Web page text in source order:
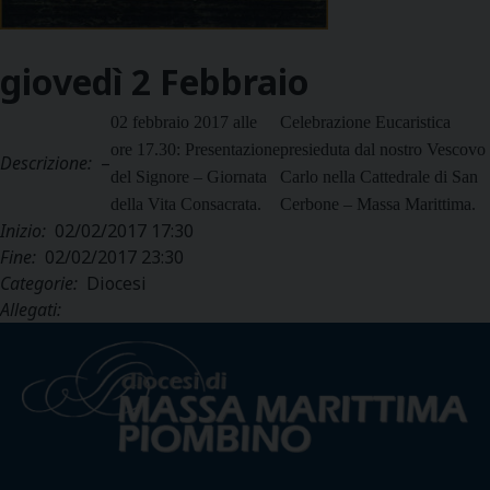
giovedì 2 Febbraio
Descrizione: –
02 febbraio 2017 alle
ore 17.30: Presentazione
del Signore – Giornata
della Vita Consacrata.
Celebrazione Eucaristica
presieduta dal nostro Vescovo
Carlo nella Cattedrale di San
Cerbone – Massa Marittima.
Inizio: 02/02/2017 17:30
Fine: 02/02/2017 23:30
Categorie: Diocesi
Allegati: